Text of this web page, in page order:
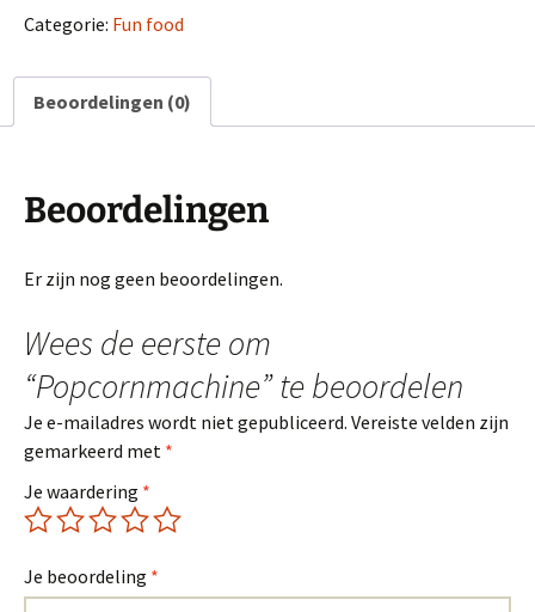
Categorie: Fun food
Beoordelingen (0)
Beoordelingen
Er zijn nog geen beoordelingen.
Wees de eerste om
“Popcornmachine” te beoordelen
Je e-mailadres wordt niet gepubliceerd. Vereiste velden zijn
gemarkeerd met *
Je waardering *
Je beoordeling *